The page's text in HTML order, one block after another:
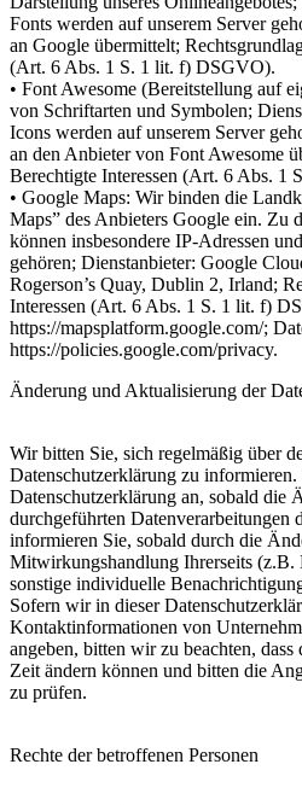
Fonts werden auf unserem Server
an Google übermittelt;
(Art. 6 Abs. 1 S. 1 lit. f) DSGVO).
• Font Awesome (Bereitstellung auf
von Schriftarten und Symbolen;
Icons werden auf unserem Server
an den Anbieter von Font Awesome
Berechtigte Interessen (Art. 6 Abs. 1
• Google Maps: Wir binden die
Maps” des Anbieters Google ein. Zu
können insbesondere IP-Adressen
gehören; Dienstanbieter: Google
Rogerson’s Quay, Dublin 2, Irland;
Interessen (Art. 6 Abs. 1 S. 1 lit. f)
https://mapsplatform.google.com/;
https://policies.google.com/privacy.
Änderung und Aktualisierung der
Wir bitten Sie, sich regelmäßig über
Datenschutzerklärung zu informieren.
Datenschutzerklärung an, sobald die
durchgeführten Datenverarbeitungen
informieren Sie, sobald durch die
Mitwirkungshandlung Ihrerseits
sonstige individuelle
Sofern wir in dieser
Kontaktinformationen von
angeben, bitten wir zu beachten,
Zeit ändern können und bitten die
zu prüfen.
Rechte der betroffenen Personen